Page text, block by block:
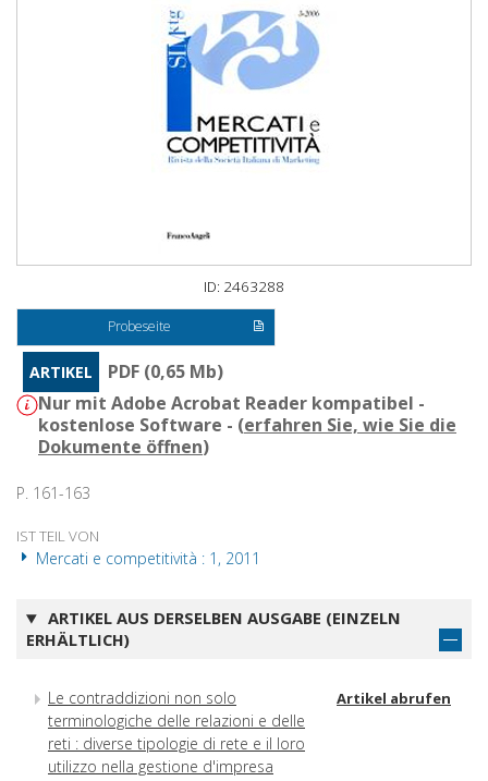
ID: 2463288
Probeseite
ARTIKEL
PDF (0,65 Mb)
Nur mit Adobe Acrobat Reader kompatibel -
kostenlose Software - (erfahren Sie, wie Sie die
Dokumente öffnen)
P. 161-163
IST TEIL VON
Mercati e competitività : 1, 2011
ARTIKEL AUS DERSELBEN AUSGABE (EINZELN
ERHÄLTLICH)
Le contraddizioni non solo
terminologiche delle relazioni e delle
reti : diverse tipologie di rete e il loro
utilizzo nella gestione d'impresa
Artikel abrufen